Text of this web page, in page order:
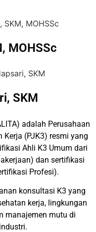
MOHSSc
SKM
adalah Perusahaan
(PJK3) resmi yang
Ahli K3 Umum dari
dan sertifikasi
Profesi).
konsultasi K3 yang
kerja, lingkungan
manajemen mutu di